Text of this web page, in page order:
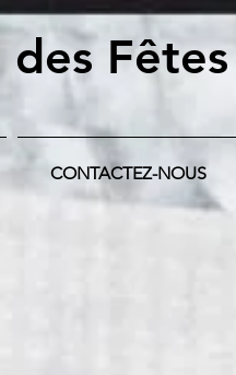
des
CONTACTEZ-NOUS